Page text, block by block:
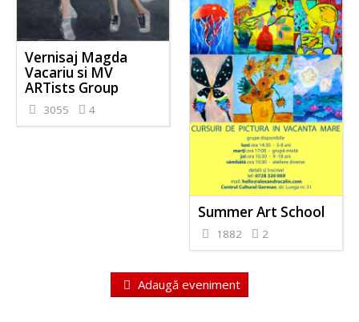
Vernisaj Magda
Vacariu si MV
ARTists Group
3055 4
Summer Art School
1882 2
Adaugă eveniment